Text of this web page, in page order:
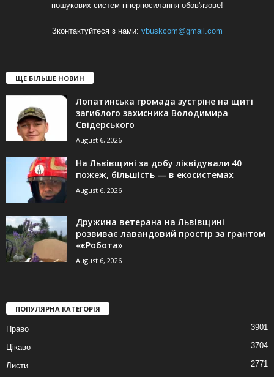
пошукових систем гіперпосилання обов'язове!
Зконтактуйтеся з нами: vbuskcom@gmail.com
ЩЕ БІЛЬШЕ НОВИН
Лопатинська громада зустріне на щиті
загиблого захисника Володимира
Свідерського
August 6, 2026
На Львівщині за добу ліквідували 40
пожеж, більшість — в екосистемах
August 6, 2026
Дружина ветерана на Львівщині
розвиває лавандовий простір за грантом
«єРобота»
August 6, 2026
ПОПУЛЯРНА КАТЕГОРІЯ
Право 3901
Цікаво 3704
Листи 2771